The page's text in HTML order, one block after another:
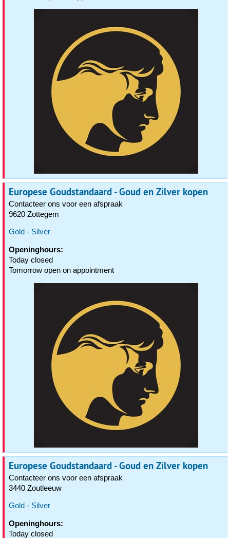
Europese Goudstandaard - Goud en Zilver kopen
Contacteer ons voor een afspraak
9620 Zottegem
Gold - Silver
Openinghours:
Today closed
Tomorrow open on appointment
Europese Goudstandaard - Goud en Zilver kopen
Contacteer ons voor een afspraak
3440 Zoutleeuw
Gold - Silver
Openinghours:
Today closed